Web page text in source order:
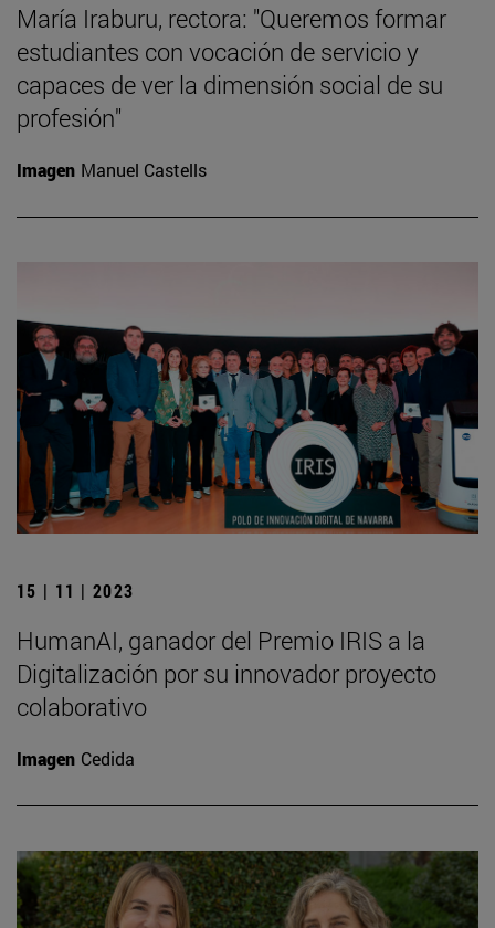
María Iraburu, rectora: "Queremos formar
estudiantes con vocación de servicio y
capaces de ver la dimensión social de su
profesión"
Imagen Manuel Castells
15 | 11 | 2023
HumanAI, ganador del Premio IRIS a la
Digitalización por su innovador proyecto
colaborativo
Imagen Cedida